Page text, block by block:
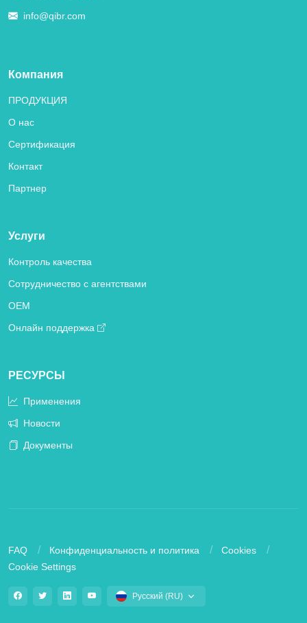
info@qibr.com
Компания
ПРОДУКЦИЯ
О нас
Сертификация
Контакт
Партнер
Услуги
Контроль качества
Сотрудничество с агентствами
OEM
Онлайн поддержка
РЕСУРСЫ
Применения
Новости
Документы
FAQ Конфиденциальность и политика
Cookies
Cookie Settings
Русский (RU)